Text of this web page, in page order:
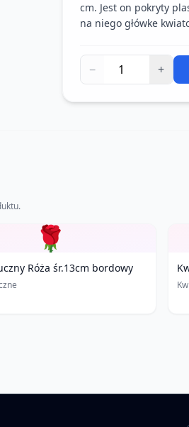
cm. Jest on pokryty
na niego główke
− +
🌹
Róża śr.13cm bordowy